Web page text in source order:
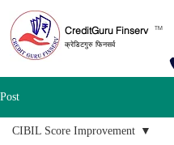
CreditGuru Finserv
क्रेडिटगुरु फिनसर्व
TM
Post
CIBIL Score Improvement